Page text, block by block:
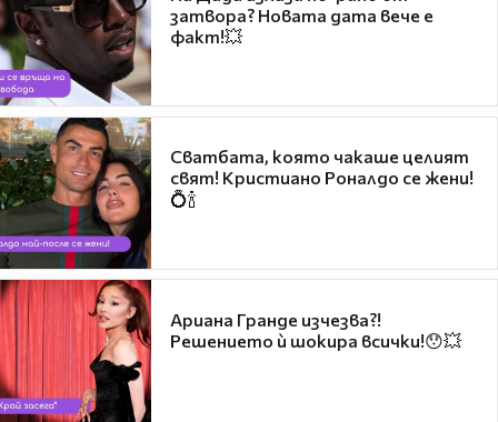
затвора? Новата дата вече е
факт!💥
Сватбата, която чакаше целият
свят! Кристиано Роналдо се жени!
💍🍾
Ариана Гранде изчезва?!
Решението ѝ шокира всички!😯💥